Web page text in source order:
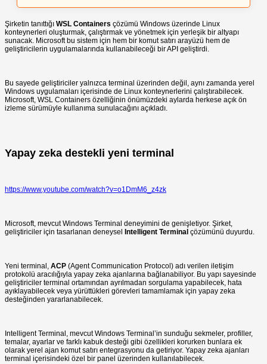
Şirketin tanıttığı WSL Containers çözümü Windows üzerinde Linux
konteynerleri oluşturmak, çalıştırmak ve yönetmek için yerleşik bir altyapı
sunacak. Microsoft bu sistem için hem bir komut satırı arayüzü hem de
geliştiricilerin uygulamalarında kullanabileceği bir API geliştirdi.
Bu sayede geliştiriciler yalnızca terminal üzerinden değil, aynı zamanda yerel
Windows uygulamaları içerisinde de Linux konteynerlerini çalıştırabilecek.
Microsoft, WSL Containers özelliğinin önümüzdeki aylarda herkese açık ön
izleme sürümüyle kullanıma sunulacağını açıkladı.
Yapay zeka destekli yeni terminal
https://www.youtube.com/watch?v=o1DmM6_z4zk
Microsoft, mevcut Windows Terminal deneyimini de genişletiyor. Şirket,
geliştiriciler için tasarlanan deneysel
Intelligent Terminal çözümünü duyurdu.
Yeni terminal, ACP (Agent Communication Protocol) adı verilen iletişim
protokolü aracılığıyla yapay zeka ajanlarına bağlanabiliyor. Bu yapı sayesinde
geliştiriciler terminal ortamından ayrılmadan sorgulama yapabilecek, hata
ayıklayabilecek veya yürüttükleri görevleri tamamlamak için yapay zeka
desteğinden yararlanabilecek.
Intelligent Terminal, mevcut Windows Terminal’in sunduğu sekmeler, profiller,
temalar, ayarlar ve farklı kabuk desteği gibi özellikleri korurken bunlara ek
olarak yerel ajan komut satırı entegrasyonu da getiriyor. Yapay zeka ajanları
terminal içerisindeki özel bir panel üzerinden kullanılabilecek.